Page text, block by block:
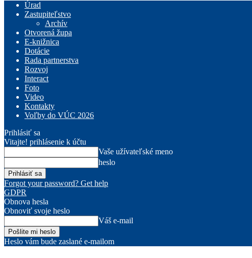
Úrad
Zastupiteľstvo
Archív
Otvorená župa
E-knižnica
Dotácie
Rada partnerstva
Rozvoj
Interact
Foto
Video
Kontakty
Voľby do VÚC 2026
Prihlásiť sa
Vitajte! prihlásenie k účtu
Vaše užívateľské meno
heslo
Forgot your password? Get help
GDPR
Obnova hesla
Obnoviť svoje heslo
Váš e-mail
Heslo vám bude zaslané e-mailom